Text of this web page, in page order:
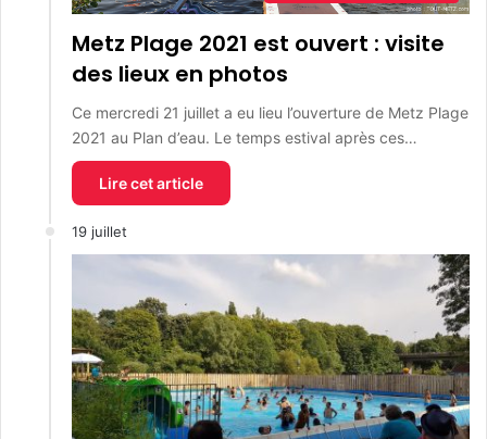
Metz Plage 2021 est ouvert : visite
des lieux en photos
Ce mercredi 21 juillet a eu lieu l’ouverture de Metz Plage
2021 au Plan d’eau. Le temps estival après ces…
Lire cet article
19 juillet